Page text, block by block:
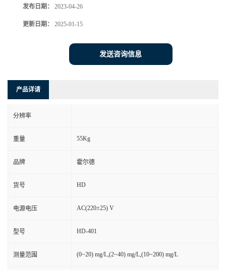
发布日期： 2023-04-26
更新日期： 2025-01-15
发送咨询信息
产品详请
分辨率
重量 55Kg
品牌 霍尔德
货号 HD
电源电压 AC(220±25) V
型号 HD-401
测量范围 (0~20) mg/L,(2~40) mg/L,(10~200) mg/L